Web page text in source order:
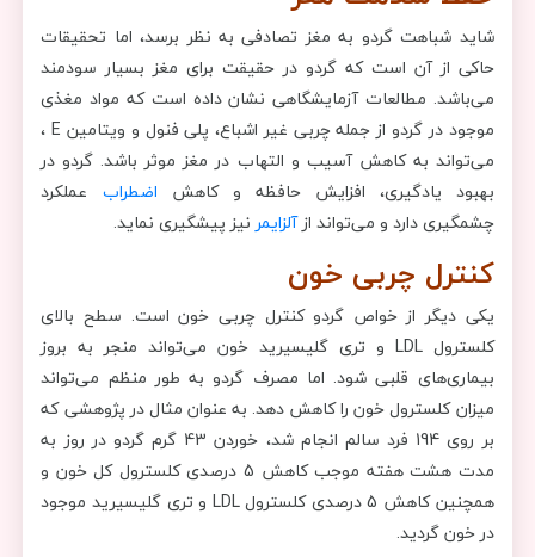
شاید شباهت گردو به مغز تصادفی به نظر برسد، اما تحقیقات
حاکی از آن است که گردو در حقیقت برای مغز بسیار سودمند
می‌باشد. مطالعات آزمایشگاهی نشان داده است که مواد مغذی
موجود در گردو از جمله چربی غیر اشباع، پلی فنول و ویتامین E ،
می‌تواند به کاهش آسیب و التهاب در مغز موثر باشد. گردو در
بهبود یادگیری، افزایش حافظه و کاهش اضطراب عملکرد
چشمگیری دارد و می‌تواند ازآلزایمر نیز پیشگیری نماید.
کنترل چربی خون
یکی دیگر از خواص گردو کنترل چربی خون است. سطح بالای
کلسترول LDL و تری گلیسیرید خون می‌تواند منجر به بروز
بیماری‌های قلبی شود. اما مصرف گردو به طور منظم می‌تواند
میزان کلسترول خون را کاهش دهد. به عنوان مثال در پژوهشی که
بر روی 194 فرد سالم انجام شد، خوردن 43 گرم گردو در روز به
مدت هشت هفته موجب کاهش 5 درصدی کلسترول کل خون و
همچنین کاهش 5 درصدی کلسترول LDL و تری گلیسیرید موجود
در خون گردید.